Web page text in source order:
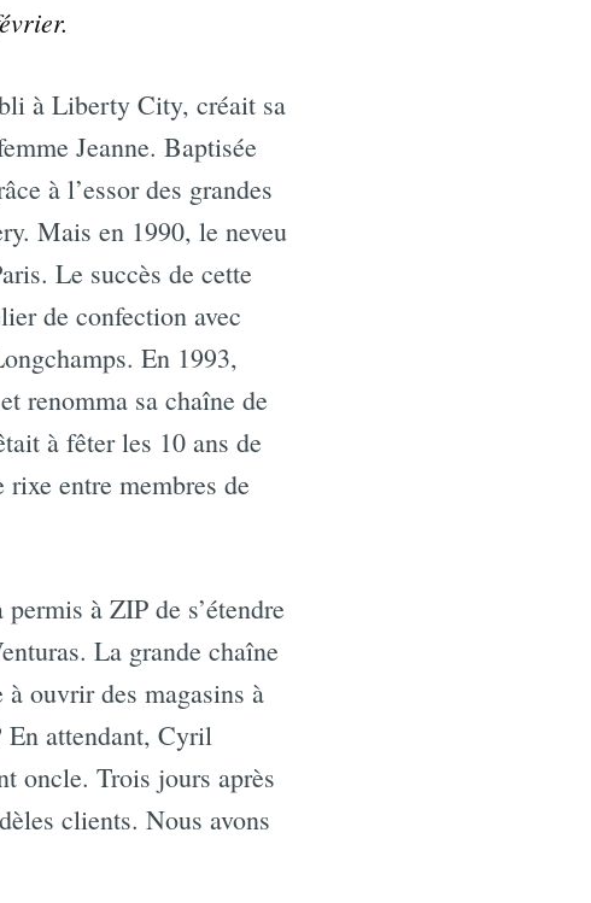
à Liberty City, créait sa
Jeanne. Baptisée
à l’essor des grandes
Mais en 1990, le neveu
Le succès de cette
de confection avec
En 1993,
renomma sa chaîne de
à fêter les 10 ans de
entre membres de
à ZIP de s’étendre
La grande chaîne
à ouvrir des magasins à
En attendant, Cyril
oncle. Trois jours après
clients. Nous avons